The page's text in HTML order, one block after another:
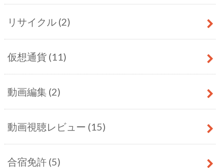
リサイクル (2)
仮想通貨 (11)
動画編集 (2)
動画視聴レビュー (15)
合宿免許 (5)